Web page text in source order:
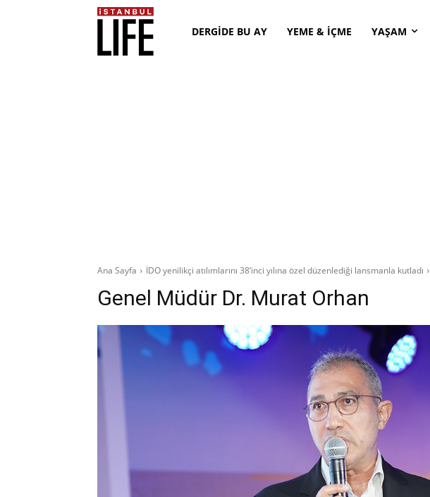
DERGİDE BU AY YEME & İÇME YAŞAM
Ana Sayfa İDO yenilikçi atılımlarını 38’inci yılına özel düzenlediği lansmanla kutladı
Genel Müdür Dr. Murat Orhan